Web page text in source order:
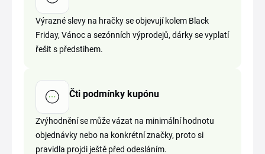
Výrazné slevy na hračky se objevují kolem Black
Friday, Vánoc a sezónních výprodejů, dárky se vyplatí
řešit s předstihem.
Čti podmínky kupónu
Zvýhodnění se může vázat na minimální hodnotu
objednávky nebo na konkrétní značky, proto si
pravidla projdi ještě před odesláním.